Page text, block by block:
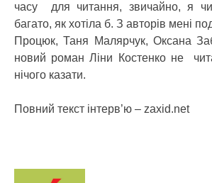
часу для читання, звичайно, я
багато, як хотіла б. З авторів мені
Процюк, Таня Малярчук, Оксана
новий роман Ліни Костенко не
нічого казати.
Повний текст інтерв’ю – zaxid.net